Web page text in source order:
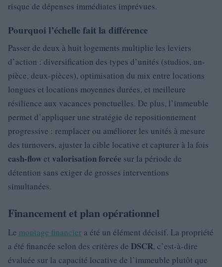
risque de dépenses immédiates imprévues.
Pourquoi l’échelle fait la différence
Passer de deux à huit logements multiplie les leviers
d’action : diversification des types d’unités (studios, un-
pièce, deux-pièces), optimisation du mix entre locations
longues et locations moyennes durées, et meilleure
résilience aux vacances ponctuelles. De plus, l’immeuble
permet d’appliquer une stratégie de repositionnement
progressive : remplacer ou améliorer les unités à mesure
des turnovers, ajuster la cible locative et capturer à la fois
cash-flowet valorisation forcée sur la période de
détention sans exiger de grosses interventions
simultanées.
Financement et plan opérationnel
Le montage financier a été un élément décisif. La propriété
a été financée selon des critères de DSCR, c’est-à-dire
évaluée sur la capacité locative de l’immeuble plutôt que